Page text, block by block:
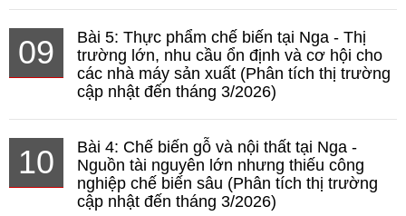
09
Bài 5: Thực phẩm chế biến tại Nga - Thị
trường lớn, nhu cầu ổn định và cơ hội cho
các nhà máy sản xuất (Phân tích thị trường
cập nhật đến tháng 3/2026)
10
Bài 4: Chế biến gỗ và nội thất tại Nga -
Nguồn tài nguyên lớn nhưng thiếu công
nghiệp chế biến sâu (Phân tích thị trường
cập nhật đến tháng 3/2026)